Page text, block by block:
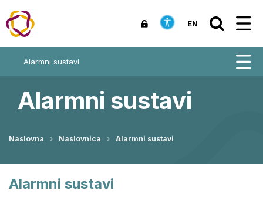
EN
Alarmni sustavi
Alarmni sustavi
Naslovna Naslovnica Alarmni sustavi
Alarmni sustavi